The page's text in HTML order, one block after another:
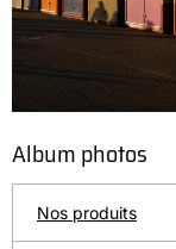
Album photos
Nos produits